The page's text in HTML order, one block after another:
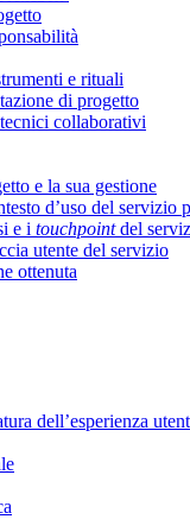
e rituali
di progetto
collaborativi
e la sua gestione
d’uso del servizio
e i touchpointdel
utente del servizio
ottenuta
dell’esperienza